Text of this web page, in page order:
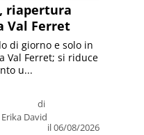
riapertura
Val Ferret
di
Erika David
il 06/08/2026
di giorno e solo in
Val Ferret; si riduce
u...